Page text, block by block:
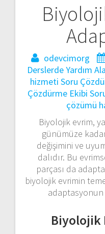
odevcimorg
Derslerde Yardım
hizmeti Soru
Çözdürme Ekibi
çözümü
Biyolojik evrim,
günümüze
değişimini ve
dalıdır. Bu
parçası da
biyolojik evrimin
Biyolojik
Yazı
gezinmesi